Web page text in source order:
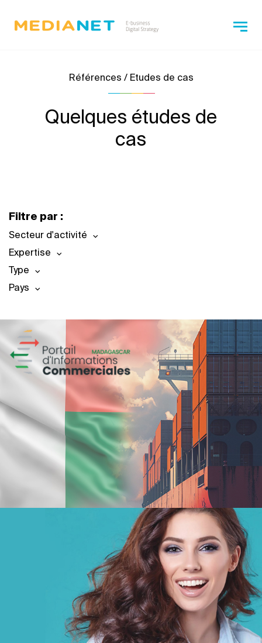
Références / Etudes de cas
Quelques études de
cas
Filtre par :
Secteur d'activité
Expertise
Type
Pays